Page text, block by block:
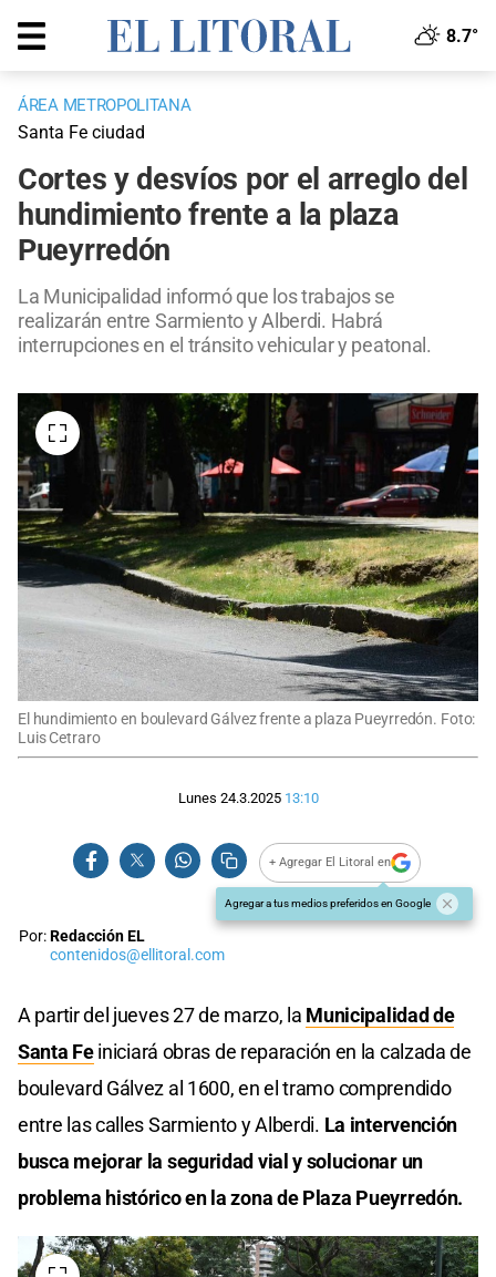
8.7°
ÁREA METROPOLITANA
Santa Fe ciudad
Cortes y desvíos por el arreglo del
hundimiento frente a la plaza
Pueyrredón
La Municipalidad informó que los trabajos se
realizarán entre Sarmiento y Alberdi. Habrá
interrupciones en el tránsito vehicular y peatonal.
El hundimiento en boulevard Gálvez frente a plaza Pueyrredón. Foto:
Luis Cetraro
Lunes 24.3.2025 13:10
+ Agregar El Litoral en
Agregar a tus medios preferidos en Google
Por:Redacción EL
contenidos@ellitoral.com
A partir del jueves 27 de marzo, la Municipalidad de
Santa Feiniciará obras de reparación en la calzada de
boulevard Gálvez al 1600, en el tramo comprendido
entre las calles Sarmiento y Alberdi. La intervención
busca mejorar la seguridad vial y solucionar un
problema histórico en la zona de Plaza Pueyrredón.